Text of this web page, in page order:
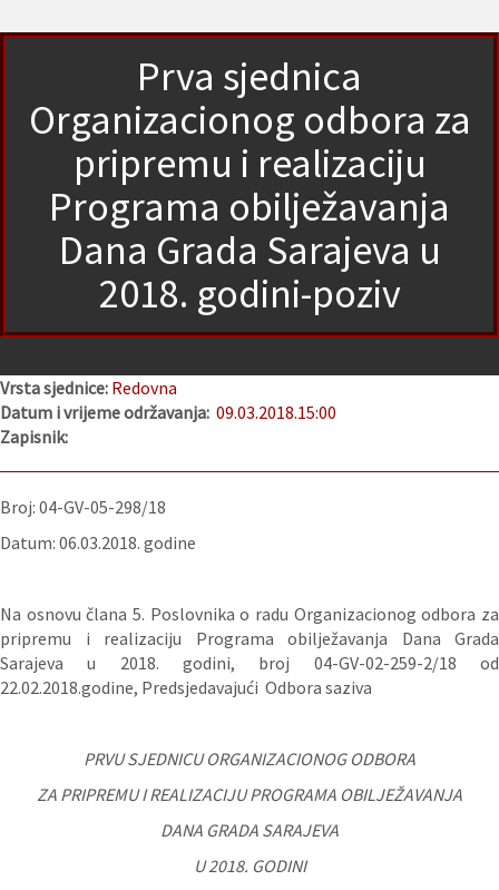
Prva sjednica
Organizacionog odbora za
pripremu i realizaciju
Programa obilježavanja
Dana Grada Sarajeva u
2018. godini-poziv
Vrsta sjednice: Redovna
Datum i vrijeme održavanja: 09.03.2018.15:00
Zapisnik:
Broj: 04-GV-05-298/18
Datum: 06.03.2018. godine
Na osnovu člana 5. Poslovnika o radu Organizacionog odbora za
pripremu i realizaciju Programa obilježavanja Dana Grada
Sarajeva u 2018. godini, broj 04-GV-02-259-2/18 od
22.02.2018.godine, Predsjedavajući Odbora saziva
PRVU SJEDNICU ORGANIZACIONOG ODBORA
ZA PRIPREMU I REALIZACIJU PROGRAMA OBILJEŽAVANJA
DANA GRADA SARAJEVA
U 2018. GODINI